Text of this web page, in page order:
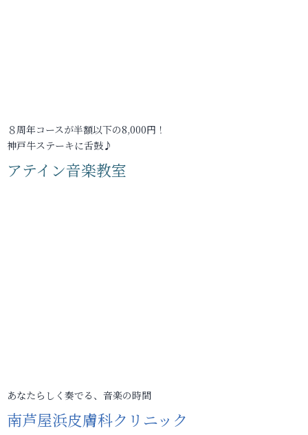
８周年コースが半額以下の8,000円！
神戸牛ステーキに舌鼓♪
アテイン音楽教室
あなたらしく奏でる、音楽の時間
南芦屋浜皮膚科クリニック